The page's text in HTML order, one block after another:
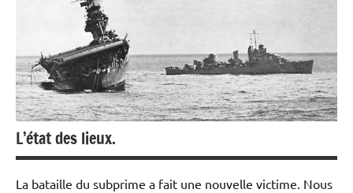
L’état des lieux.
La bataille du subprime a fait une nouvelle victime. Nous